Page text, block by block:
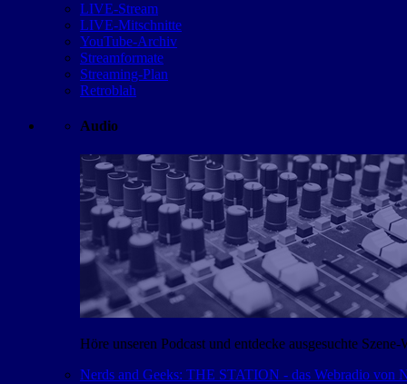
LIVE-Stream
LIVE-Mitschnitte
YouTube-Archiv
Streamformate
Streaming-Plan
Retroblah
Audio
Höre unseren Podcast und entdecke ausgesuchte Szene-
Nerds and Geeks: THE STATION - das Webradio von